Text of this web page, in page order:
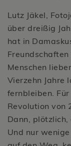
Lutz Jäkel,
über dreißig
hat in
Menschen
Vierzehn Jahre
fernbleiben.
Revolution von
Dann,
Und nur